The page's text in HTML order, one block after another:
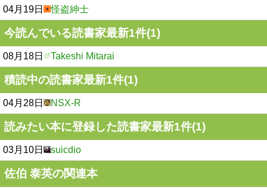
04月19日 怪盗紳士
今読んでいる読書家最新1件(1)
08月18日 Takeshi Mitarai
積読中の読書家最新1件(1)
04月28日 NSX-R
読みたい本に登録した読書家最新1件(1)
03月10日 suicdio
佐伯 泰英の関連本